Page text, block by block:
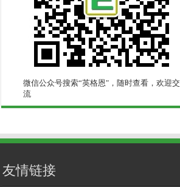
微信公众号搜索“英格恩"，随时查看，欢迎交
流
友情链接